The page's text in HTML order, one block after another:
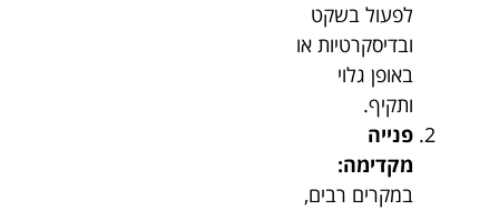
לפעול בשקט
ובדיסקרטיות או
באופן גלוי
ותקיף.
פנייה
מקדימה:
במקרים רבים,